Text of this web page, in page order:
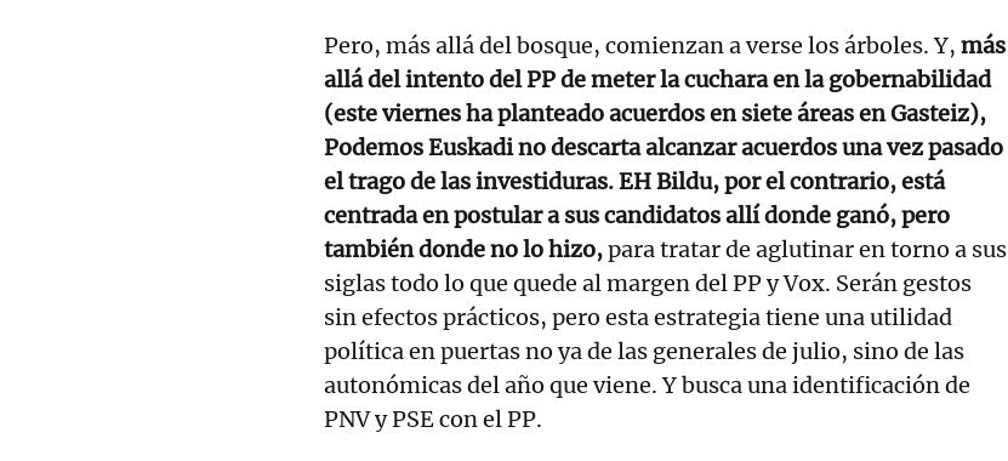
Pero, más allá del bosque, comienzan a verse los árboles. Y, más
allá del intento del PP de meter la cuchara en la gobernabilidad
(este viernes ha planteado acuerdos en siete áreas en Gasteiz),
Podemos Euskadi no descarta alcanzar acuerdos una vez pasado
el trago de las investiduras. EH Bildu, por el contrario, está
centrada en postular a sus candidatos allí donde ganó, pero
también donde no lo hizo,para tratar de aglutinar en torno a sus
siglas todo lo que quede al margen del PP y Vox. Serán gestos
sin efectos prácticos, pero esta estrategia tiene una utilidad
política en puertas no ya de las generales de julio, sino de las
autonómicas del año que viene. Y busca una identificación de
PNV y PSE con el PP.